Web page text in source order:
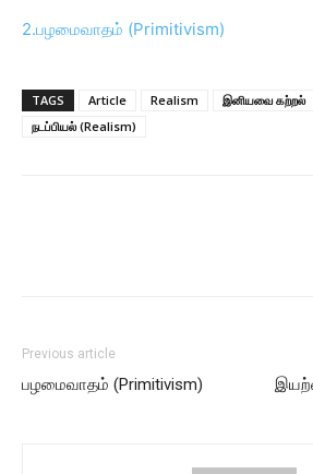
2.பழமைவாதம் (Primitivism)
TAGS Article Realism இனியவை கற்றல்
நடப்பியல் (Realism)
Previous article
பழமைவாதம் (Primitivism)